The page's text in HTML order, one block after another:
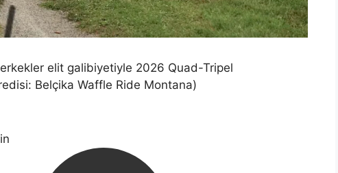
elit galibiyetiyle 2026 Quad-Tripel
Belçika Waffle Ride Montana)